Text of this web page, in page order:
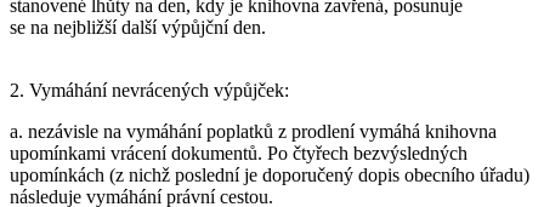
stanovené lhůty na den, kdy je knihovna zavřená, posunuje
se na nejbližší další výpůjční den.
2. Vymáhání nevrácených výpůjček:
a. nezávisle na vymáhání poplatků z prodlení vymáhá knihovna
upomínkami vrácení dokumentů. Po čtyřech bezvýsledných
upomínkách (z nichž poslední je doporučený dopis obecního úřadu)
následuje vymáhání právní cestou.